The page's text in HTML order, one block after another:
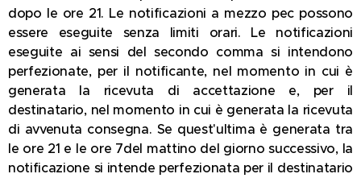
dopo le ore 21. Le notificazioni a mezzo pec possono
essere eseguite senza limiti orari. Le notificazioni
eseguite ai sensi del secondo comma si intendono
perfezionate, per il notificante, nel momento in cui è
generata la ricevuta di accettazione e, per il
destinatario, nel momento in cui è generata la ricevuta
di avvenuta consegna. Se quest'ultima è generata tra
le ore 21 e le ore 7del mattino del giorno successivo, la
notificazione si intende perfezionata per il destinatario